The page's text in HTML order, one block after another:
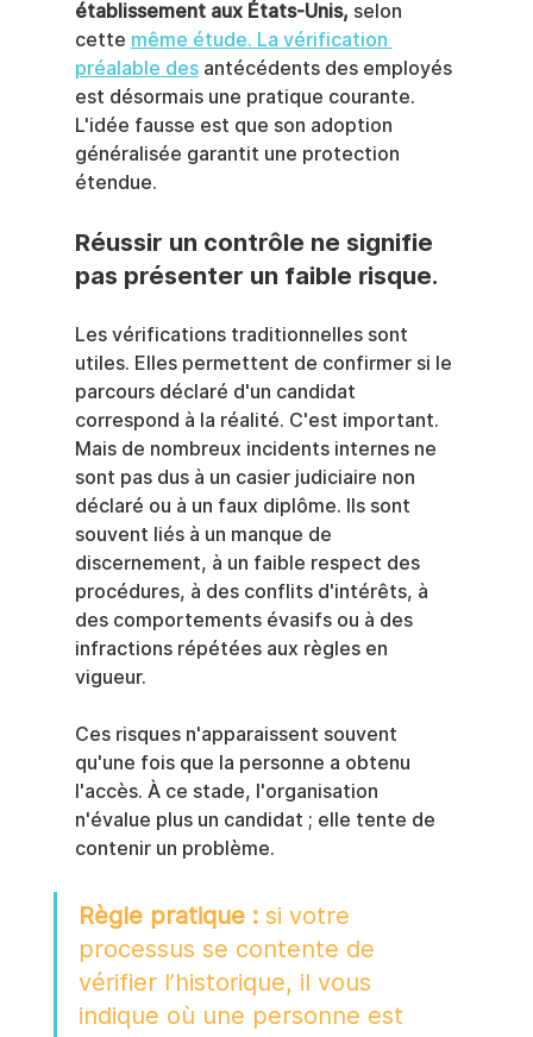
établissement aux États-Unis, selon
cette même étude. La vérification
préalable des antécédents des employés
est désormais une pratique courante.
L'idée fausse est que son adoption
généralisée garantit une protection
étendue.
Réussir un contrôle ne signifie
pas présenter un faible risque.
Les vérifications traditionnelles sont
utiles. Elles permettent de confirmer si le
parcours déclaré d'un candidat
correspond à la réalité. C'est important.
Mais de nombreux incidents internes ne
sont pas dus à un casier judiciaire non
déclaré ou à un faux diplôme. Ils sont
souvent liés à un manque de
discernement, à un faible respect des
procédures, à des conflits d'intérêts, à
des comportements évasifs ou à des
infractions répétées aux règles en
vigueur.
Ces risques n'apparaissent souvent
qu'une fois que la personne a obtenu
l'accès. À ce stade, l'organisation
n'évalue plus un candidat ; elle tente de
contenir un problème.
Règle pratique : si votre
processus se contente de
vérifier l’historique, il vous
indique où une personne est